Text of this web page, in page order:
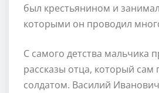
был крестьянином и
которыми он проводил
С самого детства мальчика
рассказы отца, который
солдатом. Василий